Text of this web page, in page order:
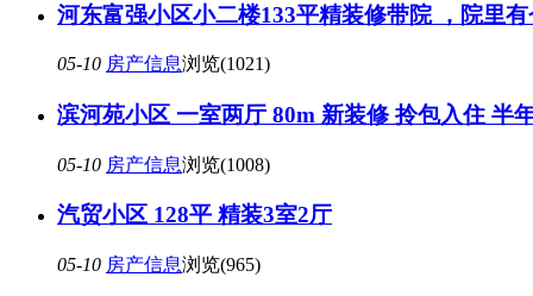
河东富强小区小二楼133平精装修带院 ，院里
05-10 房产信息浏览(1021)
滨河苑小区 一室两厅 80m 新装修 拎包入住 半
05-10 房产信息浏览(1008)
汽贸小区 128平 精装3室2厅
05-10 房产信息浏览(965)